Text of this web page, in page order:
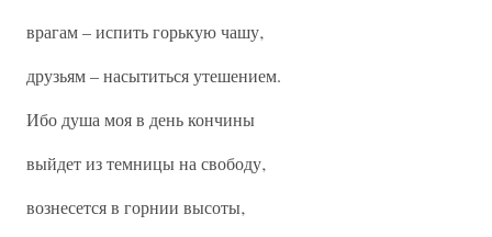
врагам – испить горькую чашу‚
друзьям – насытиться утешением.
Ибо душа моя в день кончины
выйдет из темницы на свободу‚
вознесется в горнии высоты‚